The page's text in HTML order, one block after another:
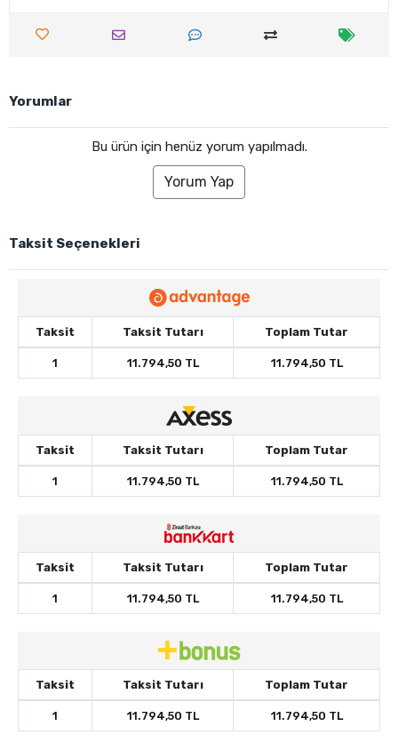
Yorumlar
Bu ürün için henüz yorum yapılmadı.
Yorum Yap
Taksit Seçenekleri
Taksit Taksit Tutarı Toplam Tutar
1 11.794,50 TL 11.794,50 TL
Taksit Taksit Tutarı Toplam Tutar
1 11.794,50 TL 11.794,50 TL
Taksit Taksit Tutarı Toplam Tutar
1 11.794,50 TL 11.794,50 TL
Taksit Taksit Tutarı Toplam Tutar
1 11.794,50 TL 11.794,50 TL